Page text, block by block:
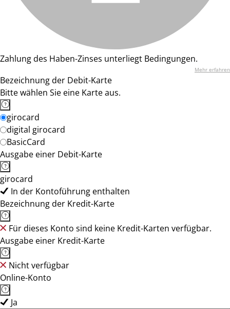
Zahlung des Haben-Zinses unterliegt Bedingungen.
Mehr erfahren
Bezeichnung der Debit-Karte
Bitte wählen Sie eine Karte aus.
girocard
digital girocard
BasicCard
Ausgabe einer Debit-Karte
girocard
In der Kontoführung enthalten
Bezeichnung der Kredit-Karte
Für dieses Konto sind keine Kredit-Karten verfügbar.
Ausgabe einer Kredit-Karte
Nicht verfügbar
Online-Konto
Ja